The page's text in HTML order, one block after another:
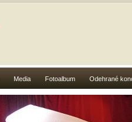
Media Fotoalbum Odehrané